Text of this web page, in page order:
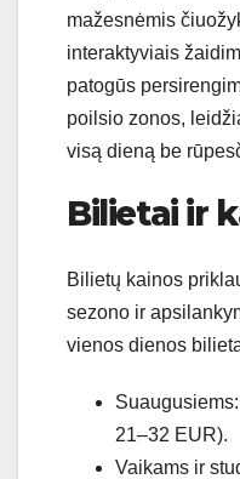
mažesnėmis
interaktyviais
patogūs
poilsio zonos,
visą dieną be
Bilietai ir
Bilietų kainos
sezono ir
vienos dienos
21–32 EUR).
Vaikams ir